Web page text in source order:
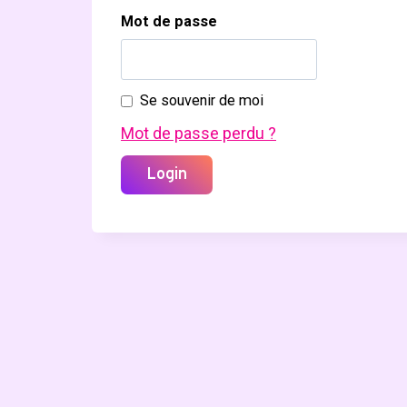
Mot de passe
Se souvenir de moi
Mot de passe perdu ?